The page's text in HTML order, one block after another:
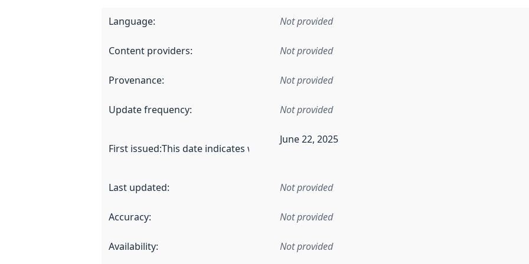
Language: Not provided
Content providers: Not provided
Provenance: Not provided
Update frequency: Not provided
First issued:This date indicates when the data in this dataset was first released. It may have
June 22, 2025
Last updated: Not provided
Accuracy: Not provided
Availability: Not provided